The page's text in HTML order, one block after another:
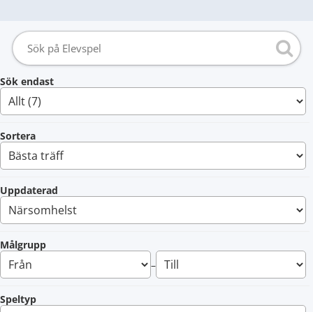
Sök endast
Sortera
Uppdaterad
Målgrupp
–
Speltyp